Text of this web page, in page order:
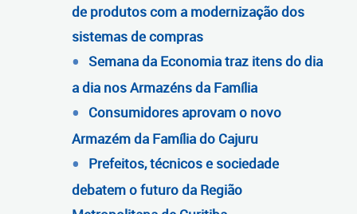
de produtos com a modernização dos
sistemas de compras
Semana da Economia traz itens do dia
a dia nos Armazéns da Família
Consumidores aprovam o novo
Armazém da Família do Cajuru
Prefeitos, técnicos e sociedade
debatem o futuro da Região